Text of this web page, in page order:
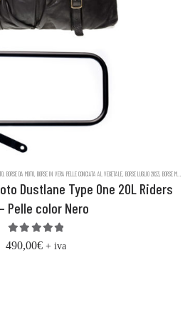
BORSE DA MOTO BORSE IN VERA PELLE CONCIATA AL VEGETALE BORSE LUGLIO 2023 BORSE MESSENGER IN PELLE DUSTLANE
Dustlane Type One 20L Riders
Pelle color Nero
5.00out of 5
490,00€ + iva